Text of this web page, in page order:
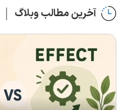
آخرین مطالب وبلاگ